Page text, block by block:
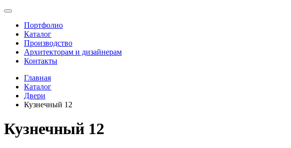
Портфолио
Каталог
Производство
Архитекторам и дизайнерам
Контакты
Главная
Каталог
Двери
Кузнечный 12
Кузнечный 12